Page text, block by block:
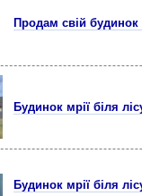
Продам свій будинок
Будинок мрії біля
Будинок мрії біля